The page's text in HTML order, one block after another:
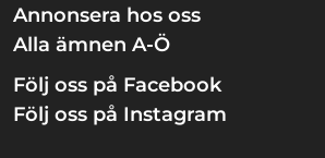
Annonsera hos oss
Alla ämnen A-Ö
Följ oss på Facebook
Följ oss på Instagram